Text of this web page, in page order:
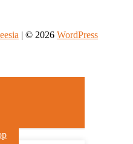
| © 2026 WordPress